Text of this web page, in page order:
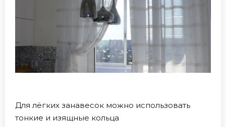
Для лёгких занавесок можно использовать
тонкие и изящные кольца